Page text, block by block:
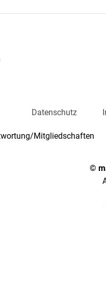
Datenschutz
Mitgliedschaften
©